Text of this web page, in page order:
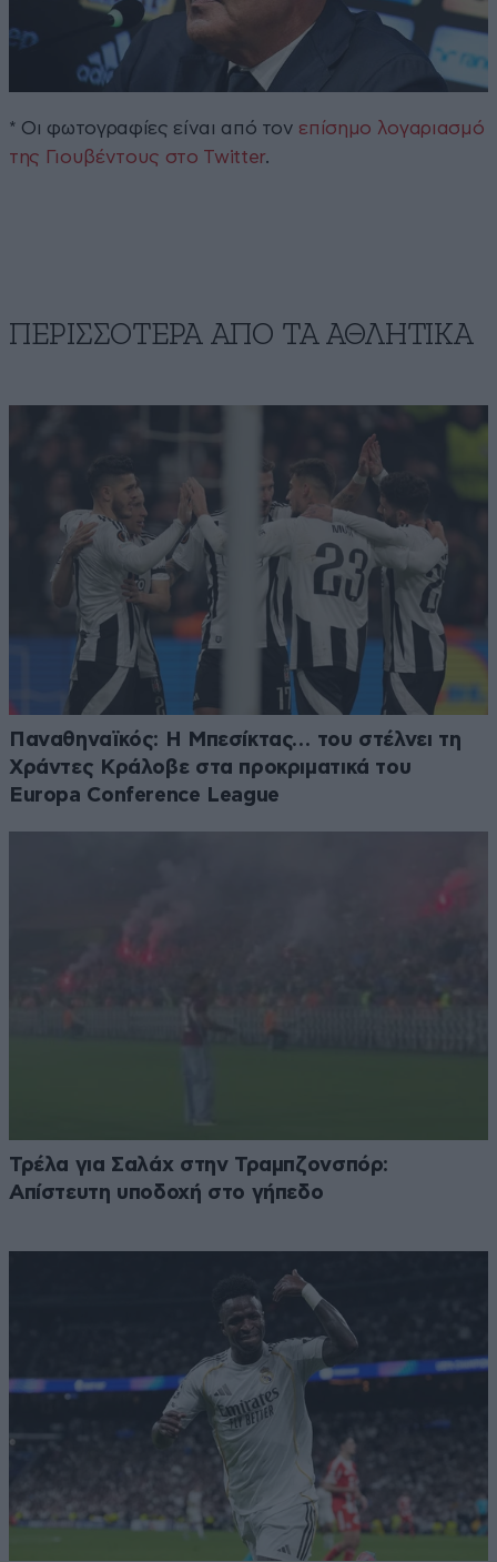
* Οι φωτογραφίες είναι από τον επίσημο λογαριασμό
της Γιουβέντους στο Twitter.
ΠΕΡΙΣΣΟΤΕΡΑ ΑΠΟ ΤA ΑΘΛΗΤΙΚΑ
Παναθηναϊκός: Η Μπεσίκτας… του στέλνει τη
Χράντες Κράλοβε στα προκριματικά του
Europa Conference League
Τρέλα για Σαλάχ στην Τραμπζονσπόρ:
Απίστευτη υποδοχή στο γήπεδο